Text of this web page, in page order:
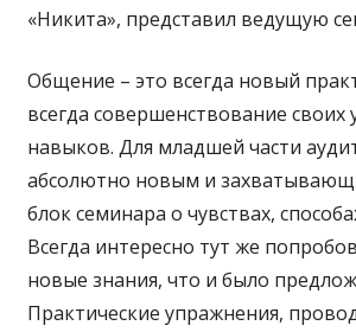
«Никита», представил ведущую
Общение – это всегда новый
всегда совершенствование своих
навыков. Для младшей части
абсолютно новым и
блок семинара о чувствах,
Всегда интересно тут же
новые знания, что и было
Практические упражнения,